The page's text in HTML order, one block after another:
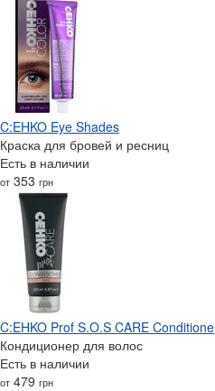
C:EHKO Eye Shades
Краска для бровей и ресниц
Есть в наличии
от 353 грн
C:EHKO Prof S.O.S CARE Conditione
Кондиционер для волос
Есть в наличии
от 479 грн